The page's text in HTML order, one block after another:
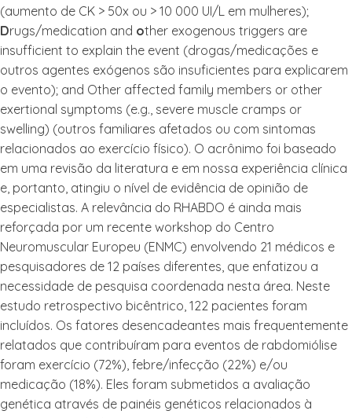
(aumento de CK > 50x ou > 10 000 UI/L em mulheres);
Drugs/medication and other exogenous triggers are
insufficient to explain the event (drogas/medicações e
outros agentes exógenos são insuficientes para explicarem
o evento); and Other affected family members or other
exertional symptoms (e.g., severe muscle cramps or
swelling) (outros familiares afetados ou com sintomas
relacionados ao exercício físico). O acrônimo foi baseado
em uma revisão da literatura e em nossa experiência clínica
e, portanto, atingiu o nível de evidência de opinião de
especialistas. A relevância do RHABDO é ainda mais
reforçada por um recente workshop do Centro
Neuromuscular Europeu (ENMC) envolvendo 21 médicos e
pesquisadores de 12 países diferentes, que enfatizou a
necessidade de pesquisa coordenada nesta área. Neste
estudo retrospectivo bicêntrico, 122 pacientes foram
incluídos. Os fatores desencadeantes mais frequentemente
relatados que contribuíram para eventos de rabdomiólise
foram exercício (72%), febre/infecção (22%) e/ou
medicação (18%). Eles foram submetidos a avaliação
genética através de painéis genéticos relacionados à